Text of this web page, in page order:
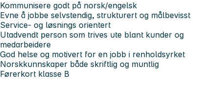
Kommunisere godt på norsk/engelsk
Evne å jobbe selvstendig, strukturert og målbevisst
Service- og løsnings orientert
Utadvendt person som trives ute blant kunder og
medarbeidere
God helse og motivert for en jobb i renholdsyrket
Norskkunnskaper både skriftlig og muntlig
Førerkort klasse B